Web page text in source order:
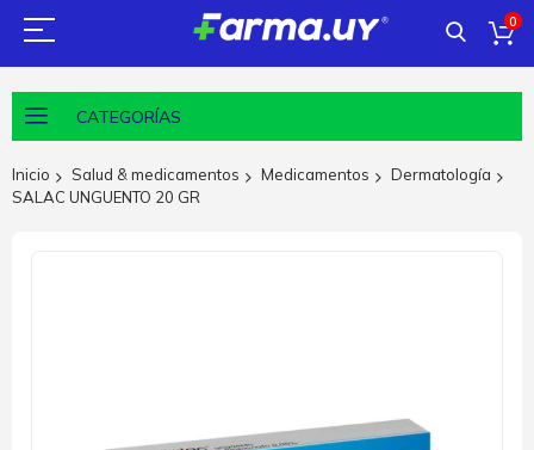
0
CATEGORÍAS
Inicio Salud & medicamentos Medicamentos
Dermatología
SALAC UNGUENTO 20 GR